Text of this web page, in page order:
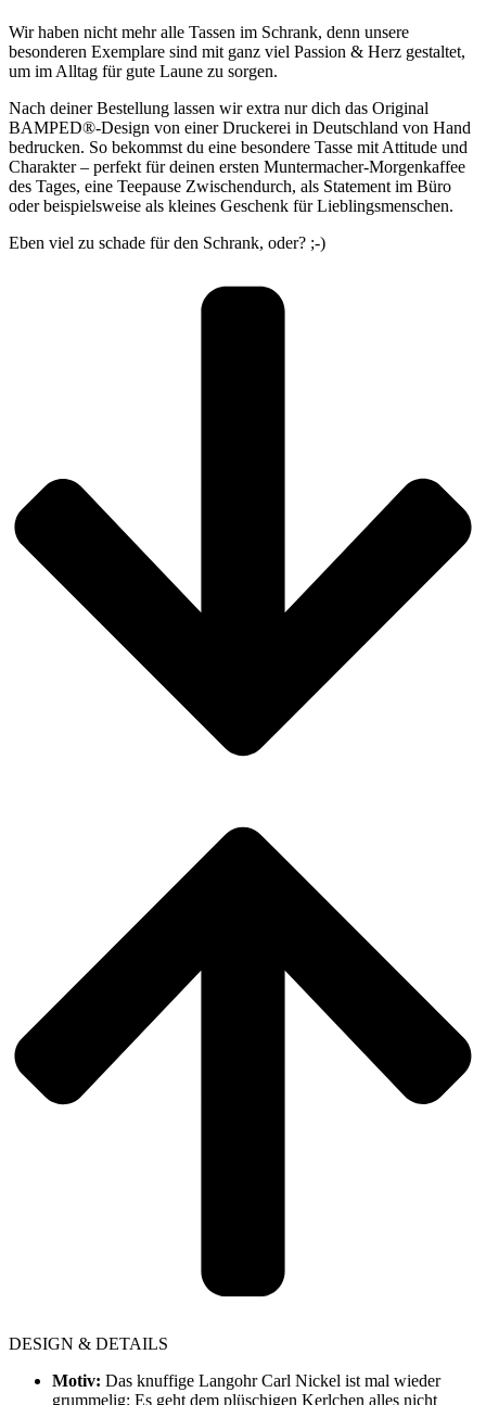
Wir haben nicht mehr alle Tassen im Schrank, denn unsere
besonderen Exemplare sind mit ganz viel Passion & Herz gestaltet,
um im Alltag für gute Laune zu sorgen.
Nach deiner Bestellung lassen wir extra nur dich das Original
BAMPED®-Design von einer Druckerei in Deutschland von Hand
bedrucken. So bekommst du eine besondere Tasse mit Attitude und
Charakter – perfekt für deinen ersten Muntermacher-Morgenkaffee
des Tages, eine Teepause Zwischendurch, als Statement im Büro
oder beispielsweise als kleines Geschenk für Lieblingsmenschen.
Eben viel zu schade für den Schrank, oder? ;-)
DESIGN & DETAILS
Motiv: Das knuffige Langohr Carl Nickel ist mal wieder
grummelig: Es geht dem plüschigen Kerlchen alles nicht